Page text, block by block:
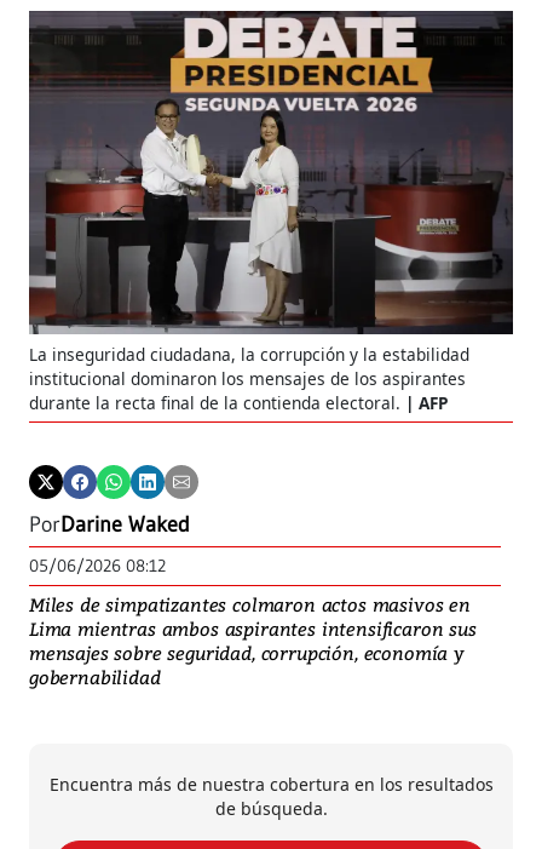
La inseguridad ciudadana, la corrupción y la estabilidad
institucional dominaron los mensajes de los aspirantes
durante la recta final de la contienda electoral.
AFP
PorDarine Waked
05/06/2026 08:12
Miles de simpatizantes colmaron actos masivos en
Lima mientras ambos aspirantes intensificaron sus
mensajes sobre seguridad, corrupción, economía y
gobernabilidad
Encuentra más de nuestra cobertura en los resultados
de búsqueda.